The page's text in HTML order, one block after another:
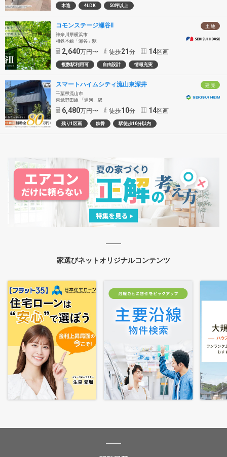
木造 4LDK 50坪以上
土 地
コモンステージ瀬谷Ⅱ
神奈川県横浜市
相鉄本線「瀬谷」駅
2,640万円〜 徒歩21 分 14区画
複数駅利用可 自由設計 情報充実
建 売
スマートハイムシティ流山東深井
千葉県流山市
東武野田線 「運河」駅
6,480万円〜 徒歩10分 14区画
残り1区画 鉄骨 駅徒歩10分以内
家選びネットオリジナルコンテンツ